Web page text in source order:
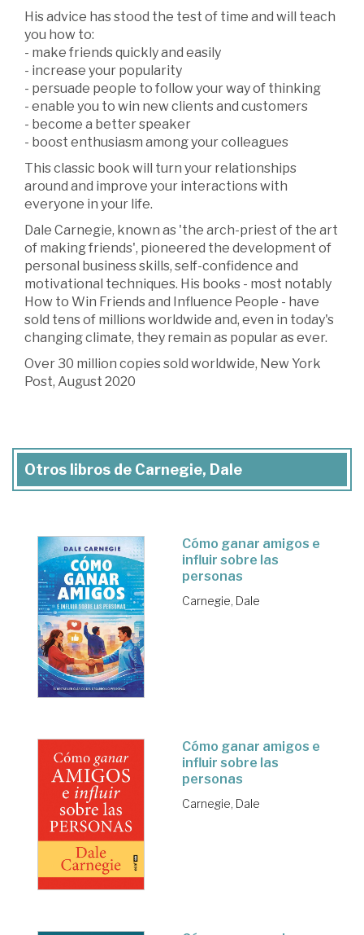
His advice has stood the test of time and will teach
you how to:
- make friends quickly and easily
- increase your popularity
- persuade people to follow your way of thinking
- enable you to win new clients and customers
- become a better speaker
- boost enthusiasm among your colleagues
This classic book will turn your relationships
around and improve your interactions with
everyone in your life.
Dale Carnegie, known as 'the arch-priest of the art
of making friends', pioneered the development of
personal business skills, self-confidence and
motivational techniques. His books - most notably
How to Win Friends and Influence People - have
sold tens of millions worldwide and, even in today's
changing climate, they remain as popular as ever.
Over 30 million copies sold worldwide, New York
Post, August 2020
Otros libros de Carnegie, Dale
Cómo ganar amigos e
influir sobre las
personas
Carnegie, Dale
Cómo ganar amigos e
influir sobre las
personas
Carnegie, Dale